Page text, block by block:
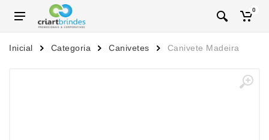
0
Inicial Categoria Canivetes Canivete Madeira